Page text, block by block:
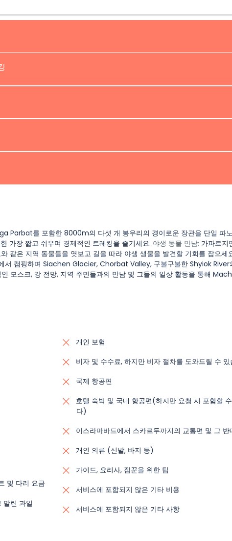
착합니다. 경로는 약간 가파르지만 관리할 수 있으며, 매혹적인 경
는 모습을 볼 수 있습니다. 지역 주민들과의 상호작용과 그들의 일상
II는 4150m의 고도에 위치해 있습니다.
(야크, 조모), 다양한 새들을 볼 수 있습니다. 매 걸음마다 카라코람 봉
남가 계곡, 아민 브락 등의 매혹적인 경치가 펼쳐집니다. 캠프 III에서
옥 강의 360도 파노라마 전망을 제공합니다. 사진 촬영과 비디오 제
적 및 경치적 경이로움에 몰입하세요. 하이라이트로는 카르포초 요
Parbat를 포함한 8000m의 다섯 개 봉우리의 경이로운 장관을 단일 파
가장 짧고 쉬우며 경제적인 트레킹을 즐기세요. 야생 동물 만남: 가파르지
같은 지역 동물들을 엿보고 길을 따라 야생 생물을 발견할 기회를 잡으세
서 캠핑하며 Siachen Glacier, Chorbat Valley, 구불구불한 Shyiok River
인 모스크, 강 전망, 지역 주민들과의 만남 및 그들의 일상 활동을 통해
및 다리 요금
말린 과일
개인 보험
비자 및 수수료, 하지만 비자 절차를 도와드릴 수 있
국제 항공편
호텔 숙박 및 국내 항공편(하지만 요청 시 포함할
다)
이스라마바드에서 스카르두까지의 교통편 및 그 반
개인 의류 (신발, 바지 등)
가이드, 요리사, 짐꾼을 위한 팁
서비스에 포함되지 않은 기타 비용
서비스에 포함되지 않은 기타 사항